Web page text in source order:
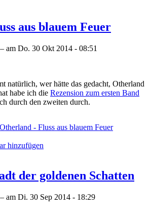
aus blauem Feuer
– am Do. 30 Okt 2014 - 08:51
natürlich, wer hätte das gedacht, Otherland
habe ich die Rezension zum ersten Band
durch den zweiten durch.
- Fluss aus blauem Feuer
hinzufügen
der goldenen Schatten
– am Di. 30 Sep 2014 - 18:29